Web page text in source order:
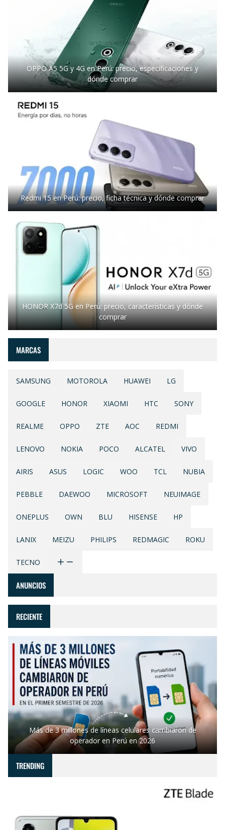
OPPO A5 5G y 4G en Perú: precio, especificaciones y
dónde comprar
Redmi 15 en Perú: precio, ficha técnica y dónde comprar
HONOR X7d 5G en Perú: precio, características y dónde
comprar
MARCAS
SAMSUNG MOTOROLA HUAWEI LG
GOOGLE HONOR XIAOMI HTC SONY
REALME OPPO ZTE AOC REDMI
LENOVO NOKIA POCO ALCATEL VIVO
AIRIS ASUS LOGIC WOO TCL NUBIA
PEBBLE DAEWOO MICROSOFT NEUIMAGE
ONEPLUS OWN BLU HISENSE HP
LANIX MEIZU PHILIPS REDMAGIC ROKU
TECNO
ANUNCIOS
RECIENTE
Más de 3 millones de líneas celulares cambiaron de
operador en Perú en 2026
TRENDING